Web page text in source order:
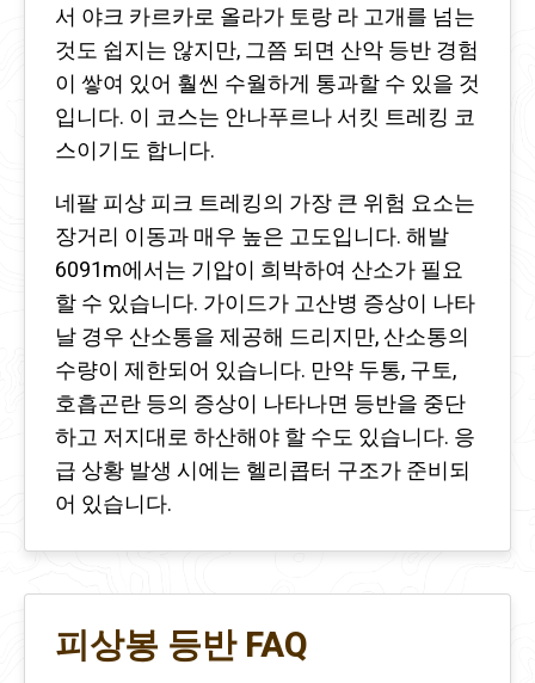
서 야크 카르카로 올라가 토랑 라 고개를 넘는
것도 쉽지는 않지만, 그쯤 되면 산악 등반 경험
이 쌓여 있어 훨씬 수월하게 통과할 수 있을 것
입니다. 이 코스는 안나푸르나 서킷 트레킹 코
스이기도 합니다.
네팔 피상 피크 트레킹의 가장 큰 위험 요소는
장거리 이동과 매우 높은 고도입니다. 해발
6091m에서는 기압이 희박하여 산소가 필요
할 수 있습니다. 가이드가 고산병 증상이 나타
날 경우 산소통을 제공해 드리지만, 산소통의
수량이 제한되어 있습니다. 만약 두통, 구토,
호흡곤란 등의 증상이 나타나면 등반을 중단
하고 저지대로 하산해야 할 수도 있습니다. 응
급 상황 발생 시에는 헬리콥터 구조가 준비되
어 있습니다.
피상봉 등반 FAQ